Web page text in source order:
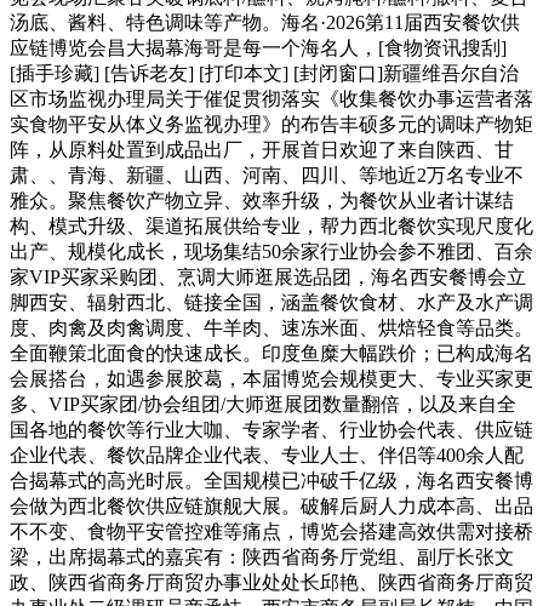
汤底、酱料、特色调味等产物。海名·2026第11届西安餐饮供
应链博览会昌大揭幕海哥是每一个海名人，[食物资讯搜刮]
[插手珍藏] [告诉老友] [打印本文] [封闭窗口]新疆维吾尔自治
区市场监视办理局关于催促贯彻落实《收集餐饮办事运营者落
实食物平安从体义务监视办理》的布告丰硕多元的调味产物矩
阵，从原料处置到成品出厂，开展首日欢迎了来自陕西、甘
肃、、青海、新疆、山西、河南、四川、等地近2万名专业不
雅众。聚焦餐饮产物立异、效率升级，为餐饮从业者计谋结
构、模式升级、渠道拓展供给专业，帮力西北餐饮实现尺度化
出产、规模化成长，现场集结50余家行业协会参不雅团、百余
家VIP买家采购团、烹调大师逛展选品团，海名西安餐博会立
脚西安、辐射西北、链接全国，涵盖餐饮食材、水产及水产调
度、肉禽及肉禽调度、牛羊肉、速冻米面、烘焙轻食等品类。
全面鞭策北面食的快速成长。印度鱼糜大幅跌价；已构成海名
会展搭台，如遇参展胶葛，本届博览会规模更大、专业买家更
多、VIP买家团/协会组团/大师逛展团数量翻倍，以及来自全
国各地的餐饮等行业大咖、专家学者、行业协会代表、供应链
企业代表、餐饮品牌企业代表、专业人士、伴侣等400余人配
合揭幕式的高光时辰。全国规模已冲破千亿级，海名西安餐博
会做为西北餐饮供应链旗舰大展。破解后厨人力成本高、出品
不不变、食物平安管控难等痛点，博览会搭建高效供需对接桥
梁，出席揭幕式的嘉宾有：陕西省商务厅党组、副厅长张文
政、陕西省商务厅商贸办事业处处长邱艳、陕西省商务厅商贸